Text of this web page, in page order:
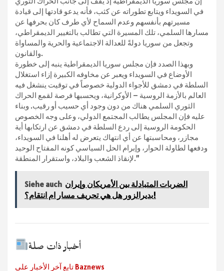
في السويداء ويتابع تطوراته عن كثب، فأنه يدعو قادتها إلى قيادة
مسيرتهم بأنفسهم وعدم السماح لأي طرف كان بحرفها عن
مسارها السلمي، تلك المسيرة التي تطالب بالتغيير الديمقراطي،
وتجعل من سوريا دولةً للعدالة الاجتماعية والحرية والمساواة
والقانون.
وبهذا الصدد فإن مجلس سوريا الديمقراطية ينبه إلى خطورة
الأوضاع في السويداء ويعبر عن مخاوفه الكبيرة إزاء استغلال
السلطة في دمشق للأجواء الدولية خصوصاً في توقيت ينشغل فيه
العالم بالأزمة الروسية – الأوكرانية، ويحسبها فرصة لقمع الحراك
الثوري السلمي هناك من دون وجود أي حسيب أو رقيب. وبناء
عليه فإن المجلس يطالب المجتمع الدولي، وعلى وجه الخصوص
الحكومة الروسية إلى ردع السلطة في دمشق عن ارتكابها أية
مجازر، ومحاسبتها عن أي انتهاك يتعرض له أهلنا في السويداء،
ودفعها لطاولة الحوار، وإبرام الحل السياسي كونه المفتاح الوحيد
لإنقاذ الشعب والبلاد، واستقرار المنطقة.”
Siehe auch الضربات المتبادلة بين الأمريكان وإيران
بديرالزور هل هي تحريف مسار ام انتقام؟!
أخبار ذات صلة
تابع آخر الأخبار على Baznews